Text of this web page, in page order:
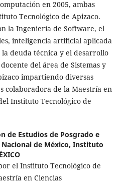
en 2005, ambas
Tecnológico de Apizaco.
la Ingeniería de Software, el
inteligencia artificial aplicada
deuda técnica y el desarrollo
del área de Sistemas y
impartiendo diversas
colaboradora de la Maestría en
Instituto Tecnológico de
de Estudios de Posgrado e
de México, Instituto
el Instituto Tecnológico de
en Ciencias